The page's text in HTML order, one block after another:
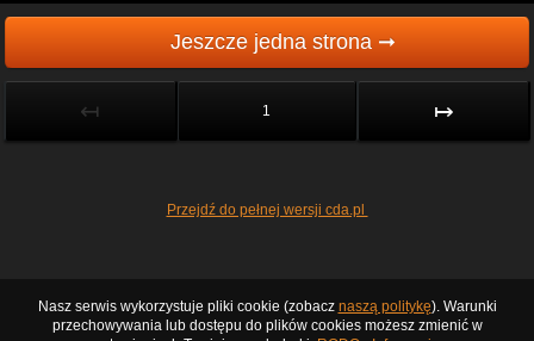
Jeszcze jedna strona ➞
↤ 1 ↦
Przejdź do pełnej wersji cda.pl
Nasz serwis wykorzystuje pliki cookie (zobacz naszą politykę). Warunki
przechowywania lub dostępu do plików cookies możesz zmienić w